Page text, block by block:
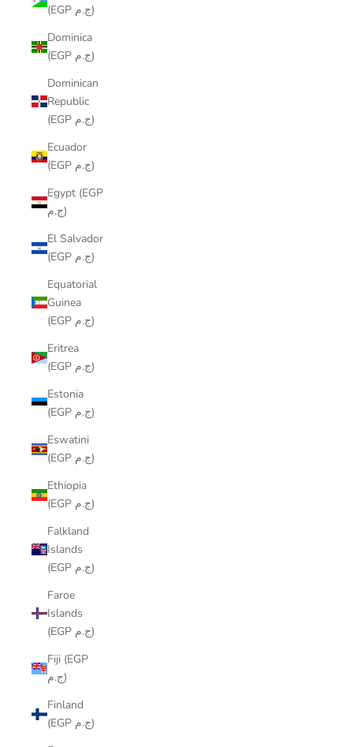
(EGP ج.م)
Dominica
(EGP ج.م)
Dominican
Republic
(EGP ج.م)
Ecuador
(EGP ج.م)
Egypt (EGP
ج.م)
El Salvador
(EGP ج.م)
Equatorial
Guinea
(EGP ج.م)
Eritrea
(EGP ج.م)
Estonia
(EGP ج.م)
Eswatini
(EGP ج.م)
Ethiopia
(EGP ج.م)
Falkland
Islands
(EGP ج.م)
Faroe
Islands
(EGP ج.م)
Fiji (EGP
ج.م)
Finland
(EGP ج.م)